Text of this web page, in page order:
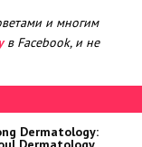
и многим
в Facebook, и не
Dermatology: